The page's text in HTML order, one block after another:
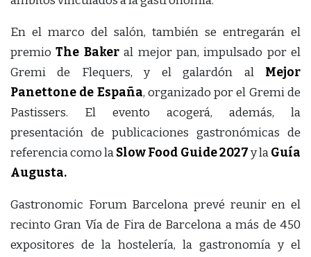
En el marco del salón, también se entregarán el
premioThe Bakeral mejor pan, impulsado por el
Gremi de Flequers, y el galardón al Mejor
Panettone de España, organizado por el Gremi de
Pastissers. El evento acogerá, además, la
presentación de publicaciones gastronómicas de
referencia como laSlow Food Guide 2027y laGuía
Augusta.
Gastronomic Forum Barcelona prevé reunir en el
recinto Gran Vía de Fira de Barcelona a más de 450
expositores de la hostelería, la gastronomía y el